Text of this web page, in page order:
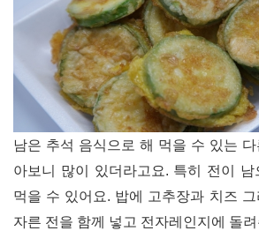
남은 추석 음식으로 해 먹을 수 있는
아보니 많이 있더라고요. 특히 전이 남
먹을 수 있어요. 밥에 고추장과 치즈
자른 전을 함께 넣고 전자레인지에 돌